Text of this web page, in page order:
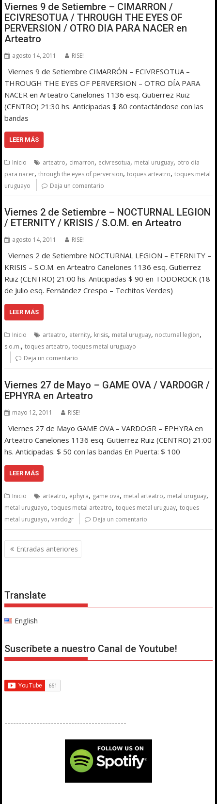
Viernes 9 de Setiembre – CIMARRON /
ECIVRESOTUA / THROUGH THE EYES OF
PERVERSION / OTRO DIA PARA NACER en
Arteatro
agosto 14, 2011 RISE!
Viernes 9 de Setiembre CIMARRÓN – ECIVRESOTUA –
THROUGH THE EYES OF PERVERSION – OTRO DÍA PARA
NACER en Arteatro Canelones 1136 esq. Gutierrez Ruiz
(CENTRO) 21:30 hs. Anticipadas $ 80 contactándose con las
bandas
LEER MÁS
Inicio arteatro, cimarron, ecivresotua, metal uruguay, otro dia
para nacer,through the eyes of perversion,toques arteatro,toques metal
uruguayo
Deja un comentario
Viernes 2 de Setiembre – NOCTURNAL LEGION
/ ETERNITY / KRISIS / S.O.M. en Arteatro
agosto 14, 2011 RISE!
Viernes 2 de Setiembre NOCTURNAL LEGION – ETERNITY –
KRISIS – S.O.M. en Arteatro Canelones 1136 esq. Gutierrez
Ruiz (CENTRO) 21:00 hs. Anticipadas $ 90 en TODOROCK (18
de Julio esq. Fernández Crespo – Techitos Verdes)
LEER MÁS
Inicio arteatro, eternity, krisis, metal uruguay, nocturnal legion,
s.o.m.,toques arteatro,toques metal uruguayo
Deja un comentario
Viernes 27 de Mayo – GAME OVA / VARDOGR /
EPHYRA en Arteatro
mayo 12, 2011 RISE!
Viernes 27 de Mayo GAME OVA – VARDOGR – EPHYRA en
Arteatro Canelones 1136 esq. Gutierrez Ruiz (CENTRO) 21:00
hs. Anticipadas: $ 50 con las bandas En Puerta: $ 100
LEER MÁS
Inicio arteatro, ephyra, game ova, metal arteatro, metal uruguay,
metal uruguayo,toques metal arteatro,toques metal uruguay,toques
metal uruguayo,vardogr Deja un comentario
Navegación
de
Entradas anteriores
Translate
English
Suscríbete a nuestro Canal de Youtube!
------------------------------------------